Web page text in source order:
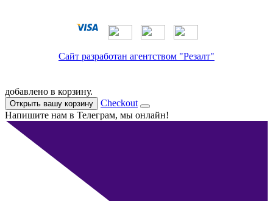
Сайт разработан агентством "Резалт"
добавлено в корзину.
Открыть вашу корзину
Checkout
Напишите нам в Телеграм, мы онлайн!